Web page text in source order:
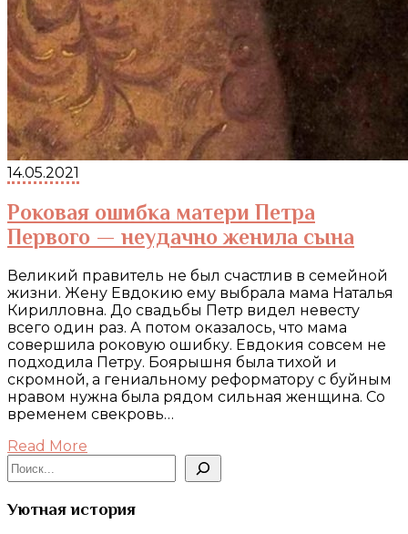
14.05.2021
Роковая ошибка матери Петра
Первого — неудачно женила сына
Великий правитель не был счастлив в семейной
жизни. Жену Евдокию ему выбрала мама Наталья
Кирилловна. До свадьбы Петр видел невесту
всего один раз. А потом оказалось, что мама
совершила роковую ошибку. Евдокия совсем не
подходила Петру. Боярышня была тихой и
скромной, а гениальному реформатору с буйным
нравом нужна была рядом сильная женщина. Со
временем свекровь…
Read More
Поиск
Уютная история